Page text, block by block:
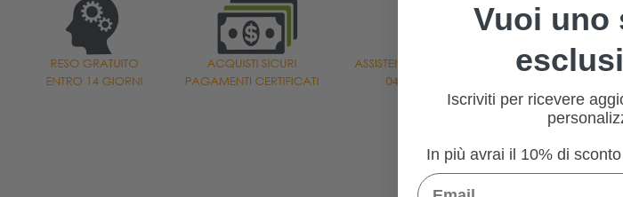
Vuoi uno
Iscriviti per ricevere
In più avrai il 10% di
Email